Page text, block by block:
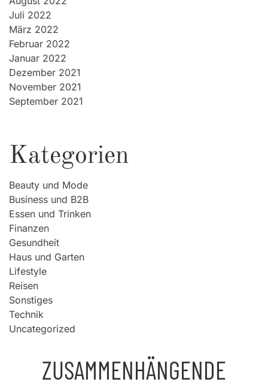
Juli 2022
März 2022
Februar 2022
Januar 2022
Dezember 2021
November 2021
September 2021
Kategorien
Beauty und Mode
Business und B2B
Essen und Trinken
Finanzen
Gesundheit
Haus und Garten
Lifestyle
Reisen
Sonstiges
Technik
Uncategorized
ZUSAMMENHÄNGENDE